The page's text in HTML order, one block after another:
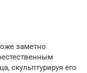
заметно
скульптурируя его